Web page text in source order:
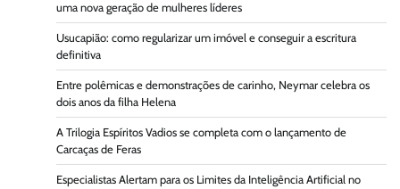
uma nova geração de mulheres líderes
Usucapião: como regularizar um imóvel e conseguir a escritura
definitiva
Entre polêmicas e demonstrações de carinho, Neymar celebra os
dois anos da filha Helena
A Trilogia Espíritos Vadios se completa com o lançamento de
Carcaças de Feras
Especialistas Alertam para os Limites da Inteligência Artificial no